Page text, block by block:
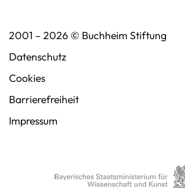
2001 – 2026 © Buchheim Stiftung
Datenschutz
Cookies
Barrierefreiheit
Impressum